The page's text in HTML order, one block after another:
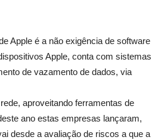
Apple é a não exigência de software
Apple, conta com sistemas
de vazamento de dados, via
aproveitando ferramentas de
ano estas empresas lançaram,
desde a avaliação de riscos a que a